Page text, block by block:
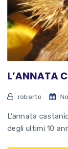
L’ANNATA
roberto
L’annata
degli ultimi 10